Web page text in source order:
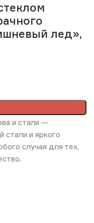
лед»,
и стали —
стали и яркого
случая для тех,